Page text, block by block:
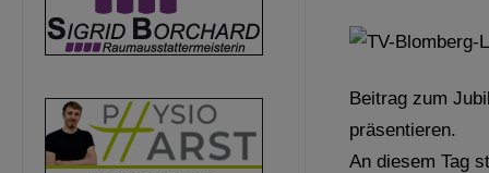
Beitrag zum
präsentieren.
An diesem Tag